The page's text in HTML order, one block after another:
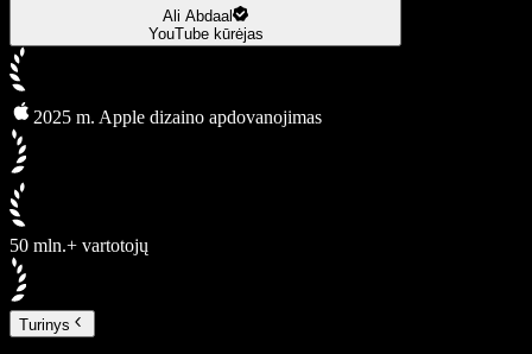
Ali Abdaal
YouTube kūrėjas
2025 m. Apple dizaino apdovanojimas
50 mln.+ vartotojų
Turinys